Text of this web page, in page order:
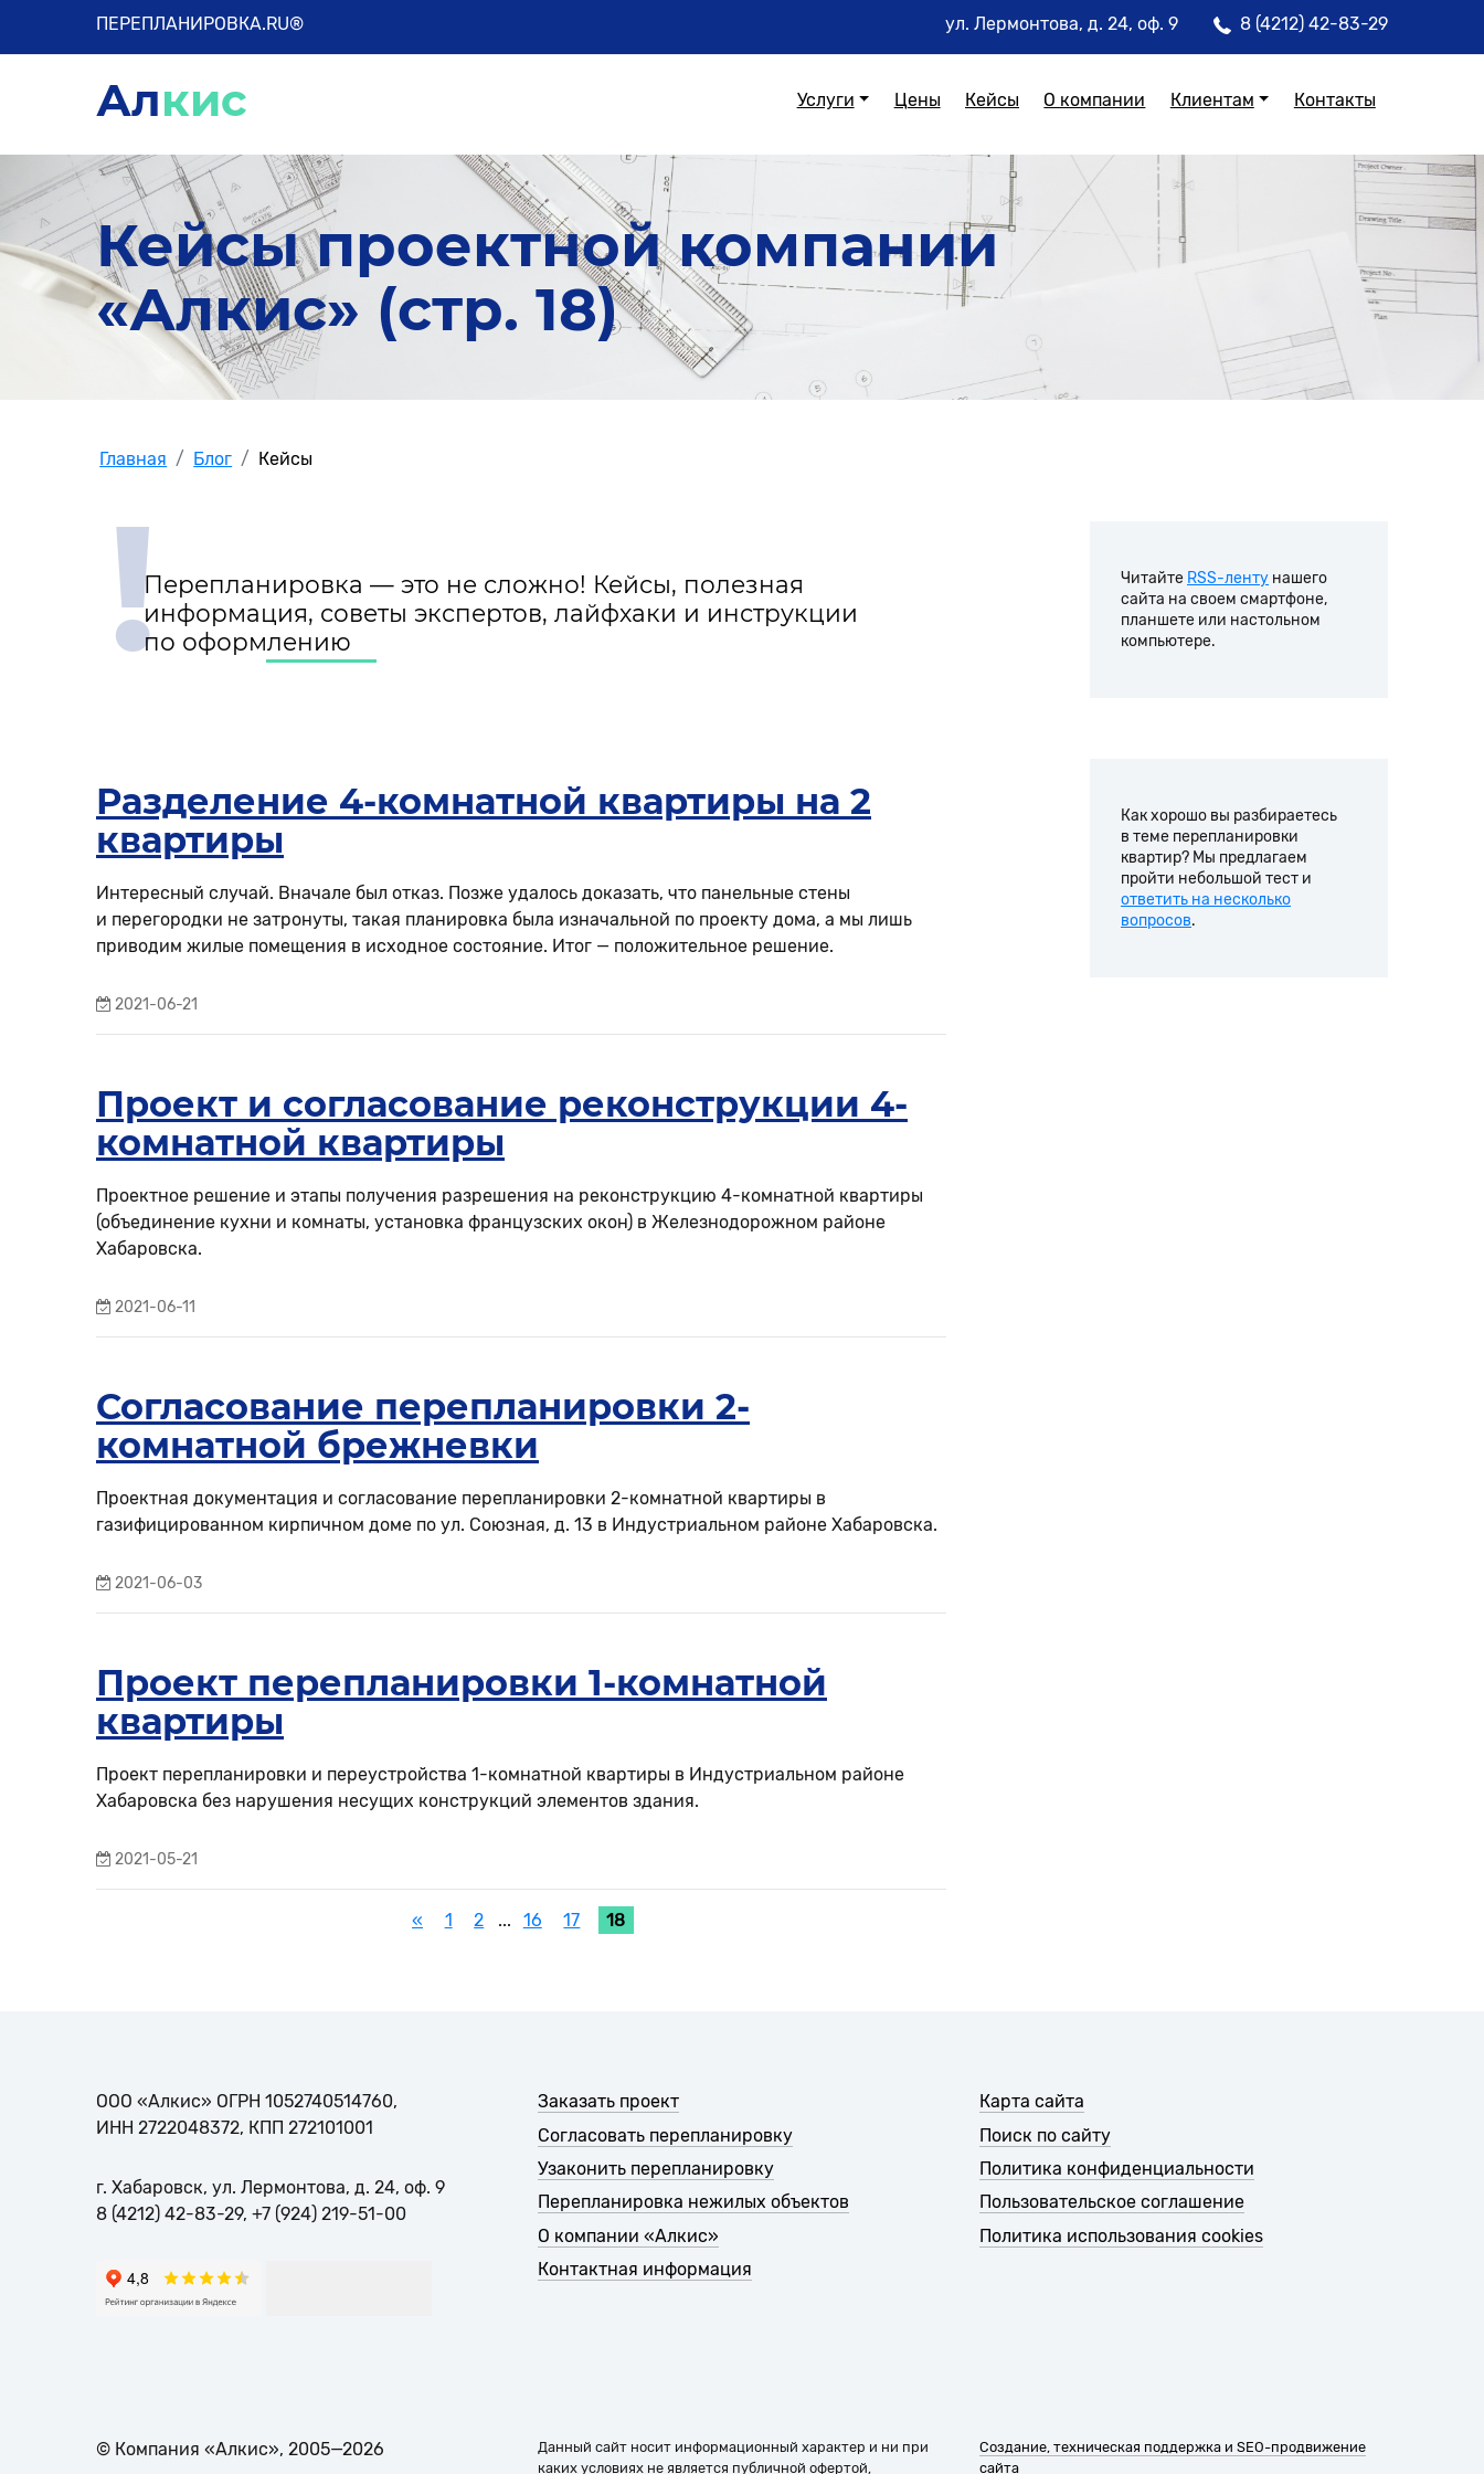
ПЕРЕПЛАНИРОВКА.RU® ул. Лермонтова, д. 24, оф. 9 8 (4212) 42-83-29
Алкис Услуги Цены Кейсы О компании Клиентам Контакты
Кейсы проектной компании
«Алкис» (cтр. 18)
Главная Блог Кейсы
!Перепланировка — это не сложно! Кейсы, полезная
информация, советы экспертов, лайфхаки и инструкции
по оформлению
Читайте RSS-ленту нашего
сайта на своем смартфоне,
планшете или настольном
компьютере.
Разделение 4-комнатной квартиры на 2
квартиры
Интересный случай. Вначале был отказ. Позже удалось доказать, что панельные стены
и перегородки не затронуты, такая планировка была изначальной по проекту дома, а мы лишь
приводим жилые помещения в исходное состояние. Итог — положительное решение.
2021-06-21
Проект и согласование реконструкции 4-
комнатной квартиры
Проектное решение и этапы получения разрешения на реконструкцию 4-комнатной квартиры
(объединение кухни и комнаты, установка французских окон) в Железнодорожном районе
Хабаровска.
2021-06-11
Согласование перепланировки 2-
комнатной брежневки
Проектная документация и согласование перепланировки 2-комнатной квартиры в
газифицированном кирпичном доме по ул. Союзная, д. 13 в Индустриальном районе Хабаровска.
2021-06-03
Проект перепланировки 1-комнатной
квартиры
Проект перепланировки и переустройства 1-комнатной квартиры в Индустриальном районе
Хабаровска без нарушения несущих конструкций элементов здания.
2021-05-21
« 1 2 ... 16 17 18
Как хорошо вы разбираетесь
в теме перепланировки
квартир? Мы предлагаем
пройти небольшой тест и
ответить на несколько
вопросов.
ООО «Алкис» ОГРН 1052740514760,
ИНН 2722048372, КПП 272101001
г. Хабаровск, ул. Лермонтова, д. 24, оф. 9
8 (4212) 42-83-29, +7 (924) 219-51-00
Заказать проект
Согласовать перепланировку
Узаконить перепланировку
Перепланировка нежилых объектов
О компании «Алкис»
Контактная информация
Карта сайта
Поиск по сайту
Политика конфиденциальности
Пользовательское соглашение
Политика использования cookies
© Компания «Алкис», 2005—2026
Данный сайт носит информационный характер и ни при
каких условиях не является публичной офертой,
Создание, техническая поддержка и SEO-продвижение
сайта